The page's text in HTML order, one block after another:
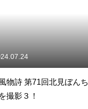
物詩 第71回北見ぼんち
撮影３！